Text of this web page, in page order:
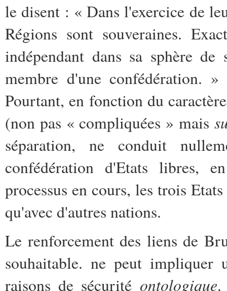
le disent : « Dans l'exercice de
Régions sont souveraines.
indépendant dans sa sphère
membre d'une confédération.
Pourtant, en fonction du
(non pas « compliquées » mais
séparation, ne conduit
confédération d'Etats libres,
processus en cours, les trois
qu'avec d'autres nations.
Le renforcement des liens de
souhaitable. ne peut impliquer
raisons de sécurité ontologique.